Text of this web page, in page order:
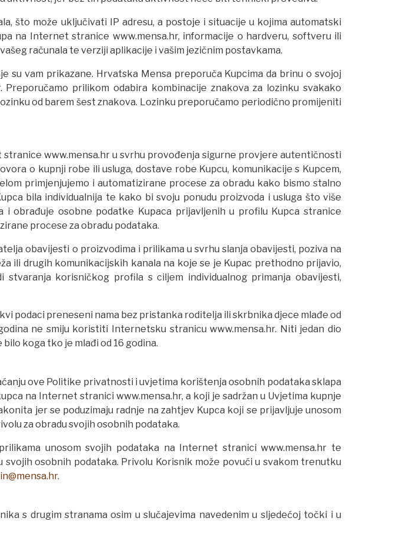
što može uključivati IP adresu, a postoje i situacije u kojima automatski
na Internet stranice www.mensa.hr, informacije o hardveru, softveru ili
računala te verziji aplikacije i vašim jezičnim postavkama.
vam prikazane. Hrvatska Mensa preporuča Kupcima da brinu o svojoj
prilikom odabira kombinacije znakova za lozinku svakako
od barem šest znakova. Lozinku preporučamo periodično promijeniti
www.mensa.hr u svrhu provođenja sigurne provjere autentičnosti
o kupnji robe ili usluga, dostave robe Kupcu, komunikacije s Kupcem,
primjenjujemo i automatizirane procese za obradu kako bismo stalno
bila individualnija te kako bi svoju ponudu proizvoda i usluga što više
obrađuje osobne podatke Kupaca prijavljenih u profilu Kupca stranice
procese za obradu podataka.
obavijesti o proizvodima i prilikama u svrhu slanja obavijesti, poziva na
ili drugih komunikacijskih kanala na koje se je Kupac prethodno prijavio,
korisničkog profila s ciljem individualnog primanja obavijesti,
podaci preneseni nama bez pristanka roditelja ili skrbnika djece mlađe od
ne smiju koristiti Internetsku stranicu www.mensa.hr. Niti jedan dio
koga tko je mlađi od 16 godina.
ove Politike privatnosti i uvjetima korištenja osobnih podataka sklapa
na Internet stranici www.mensa.hr, a koji je sadržan u Uvjetima kupnje
jer se poduzimaju radnje na zahtjev Kupca koji se prijavljuje unosom
za obradu svojih osobnih podataka.
unosom svojih podataka na Internet stranici www.mensa.hr te
osobnih podataka. Privolu Korisnik može povući u svakom trenutku
.
s drugim stranama osim u slučajevima navedenim u sljedećoj točki i u